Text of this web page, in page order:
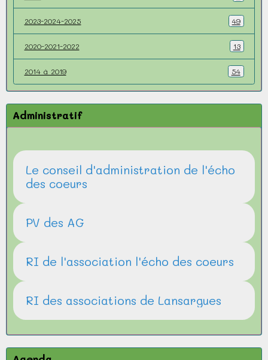
2023-2024-2025 49
2020-2021-2022 13
2014 à 2019 54
Administratif
Le conseil d'administration de l'écho
des coeurs
PV des AG
RI de l'association l'écho des coeurs
RI des associations de Lansargues